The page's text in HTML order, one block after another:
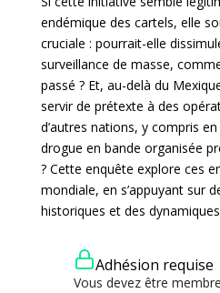
endémique des cartels, elle
cruciale : pourrait-elle
surveillance de masse,
passé ? Et, au-delà du
servir de prétexte à des
d’autres nations, y compris
drogue en bande organisée
? Cette enquête explore ces
mondiale, en s’appuyant sur
historiques et des
Adhésion requise
Vous devez être